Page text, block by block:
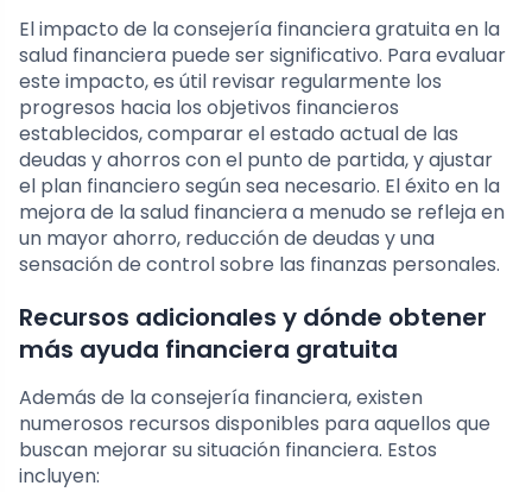
El impacto de la consejería financiera gratuita en la
salud financiera puede ser significativo. Para evaluar
este impacto, es útil revisar regularmente los
progresos hacia los objetivos financieros
establecidos, comparar el estado actual de las
deudas y ahorros con el punto de partida, y ajustar
el plan financiero según sea necesario. El éxito en la
mejora de la salud financiera a menudo se refleja en
un mayor ahorro, reducción de deudas y una
sensación de control sobre las finanzas personales.
Recursos adicionales y dónde obtener
más ayuda financiera gratuita
Además de la consejería financiera, existen
numerosos recursos disponibles para aquellos que
buscan mejorar su situación financiera. Estos
incluyen: